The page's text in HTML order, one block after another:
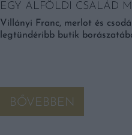
EGY ALFÖLDI CSALÁD
Villányi Franc, merlot és
legtündéribb butik
BŐVEBBEN